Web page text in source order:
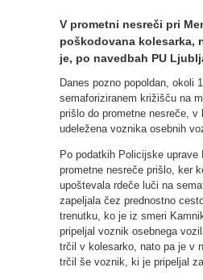
V prometni nesreči pri
poškodovana kolesarka,
je, po navedbah PU
Danes pozno popoldan, okoli
semaforiziranem križišču na
prišlo do prometne nesreče, v
udeležena voznika osebnih
Po podatkih Policijske uprave
prometne nesreče prišlo, ker
upoštevala rdeče luči na
zapeljala čez prednostno
trenutku, ko je iz smeri
pripeljal voznik osebnega
trčil v kolesarko, nato pa je v
trčil še voznik, ki je pripeljal za